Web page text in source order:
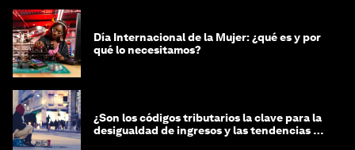
Día Internacional de la Mujer: ¿qué es y por
qué lo necesitamos?
¿Son los códigos tributarios la clave para la
desigualdad de ingresos y las tendencias de